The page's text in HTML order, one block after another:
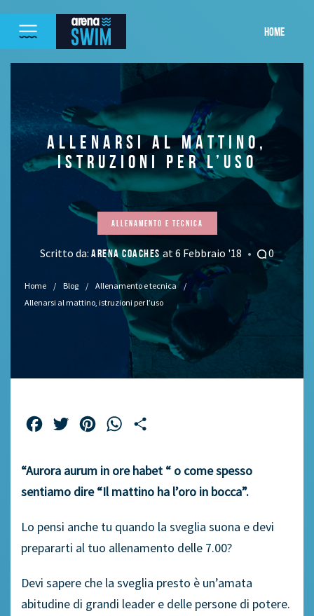
HOME
ALLENARSI AL MATTINO,
ISTRUZIONI PER L’USO
Allenamento e tecnica
Scritto da: ARENA COACHES at 6 Febbraio '18 0
Home Blog
Allenamento e tecnica
Allenarsi al mattino, istruzioni per l’uso
FacebookTwitterPinterestWhatsApp
“Aurora aurum in ore habet “ o come spesso
sentiamo dire “Il mattino ha l’oro in bocca”.
Lo pensi anche tu quando la sveglia suona e devi
prepararti al tuo allenamento delle 7.00?
Devi sapere che la sveglia presto è un’amata
abitudine di grandi leader e delle persone di potere.